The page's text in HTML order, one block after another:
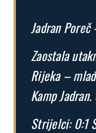
Jadran
Zaostala
Rijeka –
Kamp
Strijelci: 0:1